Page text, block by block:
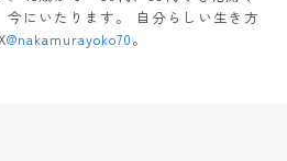
今にいたります。 自分らしい生き方
@nakamurayoko70。